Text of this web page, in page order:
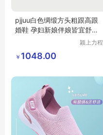
pjjuu白色绸缎方头粗跟高跟
婚鞋 孕妇新娘伴娘皆宜舒适
颍上力程
￥ 1048.00